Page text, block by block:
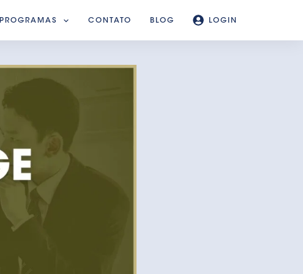
PROGRAMAS CONTATO BLOG LOGIN